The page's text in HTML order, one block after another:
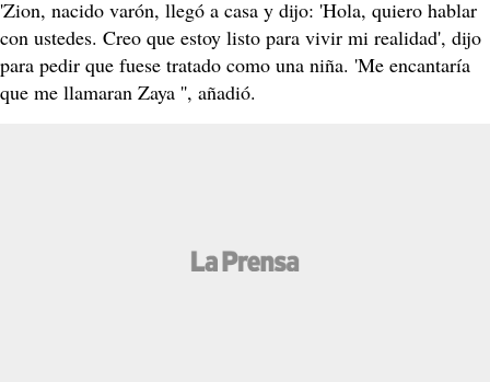
'Zion, nacido varón, llegó a casa y dijo: 'Hola, quiero hablar
con ustedes. Creo que estoy listo para vivir mi realidad', dijo
para pedir que fuese tratado como una niña. 'Me encantaría
que me llamaran Zaya '', añadió.